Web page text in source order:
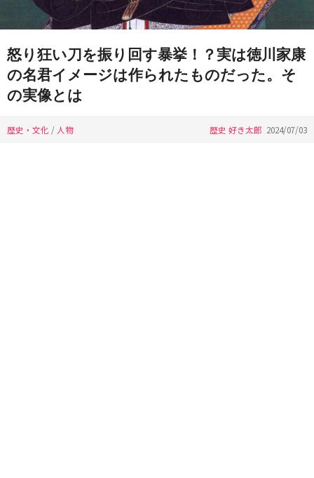
怒り狂い刀を振り回す暴挙！？実は徳川家康
の名君イメージは作られたものだった。そ
の実像とは
歴史・文化 / 人物 歴史 好き太郎 2024/07/03